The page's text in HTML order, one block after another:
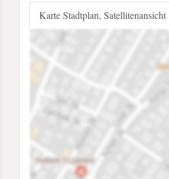
Karte Stadtplan, Satellitenansicht